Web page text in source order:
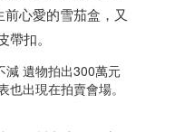
心愛的雪茄盒，又
扣。
出現在拍賣會場。